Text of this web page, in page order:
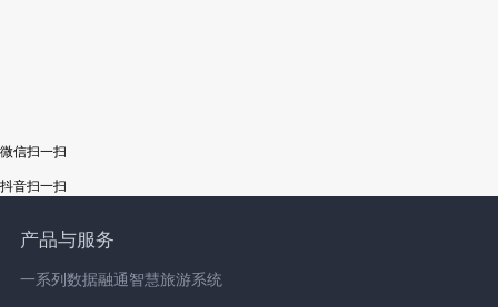
微信扫一扫
抖音扫一扫
产品与服务
一系列数据融通智慧旅游系统